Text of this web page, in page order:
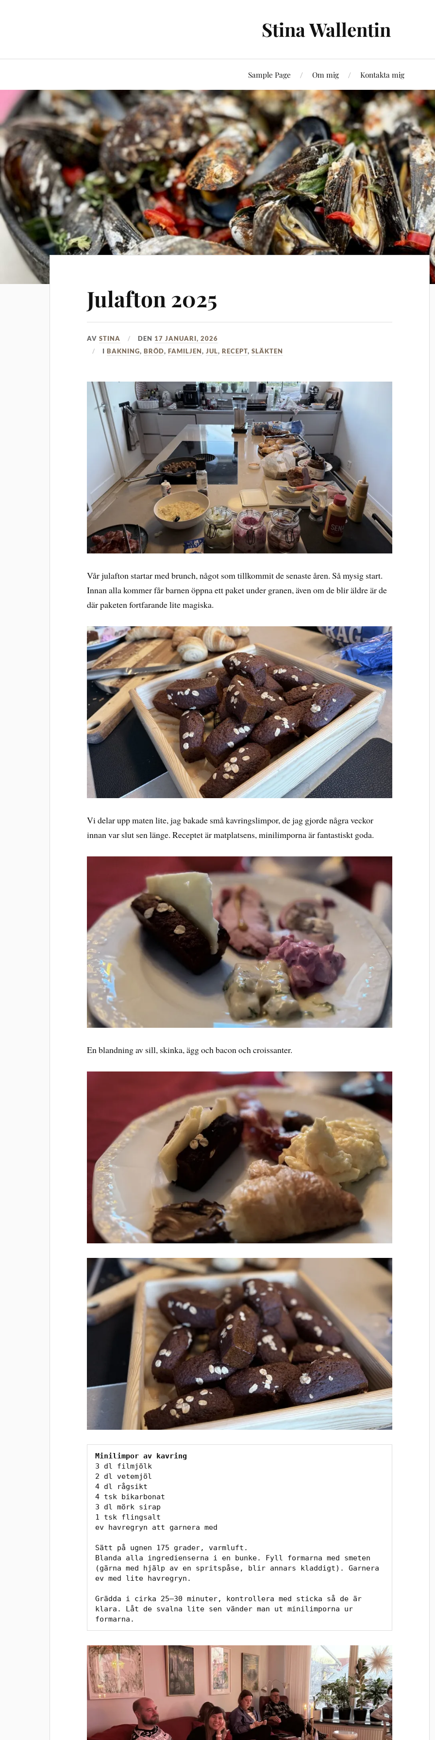
Stina Wallentin
Sample Page Om mig Kontakta mig
Julafton 2025
AVSTINA DEN 17 JANUARI, 2026
IBAKNING,BRÖD,FAMILJEN,JUL,RECEPT,SLÄKTEN
Vår julafton startar med brunch, något som tillkommit de senaste åren. Så mysig start.
Innan alla kommer får barnen öppna ett paket under granen, även om de blir äldre är de
där paketen fortfarande lite magiska.
Vi delar upp maten lite, jag bakade små kavringslimpor, de jag gjorde några veckor
innan var slut sen länge. Receptet är matplatsens, minilimporna är fantastiskt goda.
En blandning av sill, skinka, ägg och bacon och croissanter.
Minilimpor av kavring
3 dl filmjölk
2 dl vetemjöl
4 dl rågsikt
4 tsk bikarbonat
3 dl mörk sirap
1 tsk flingsalt
ev havregryn att garnera med
Sätt på ugnen 175 grader, varmluft.
Blanda alla ingredienserna i en bunke. Fyll formarna med smeten
(gärna med hjälp av en spritspåse, blir annars kladdigt). Garnera
ev med lite havregryn.
Grädda i cirka 25–30 minuter, kontrollera med sticka så de är
klara. Låt de svalna lite sen vänder man ut minilimporna ur
formarna.